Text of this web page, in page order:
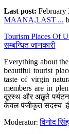
Last post: February
MAANA,LAST ...
Tourism Places Of
सम्बन्धित जानकारी
Everything about
beautiful tourist
taste of virgin
members are in
दूरस्थ और अछूते
केवल पंजीकृत सदस्य
Moderator:विनोद